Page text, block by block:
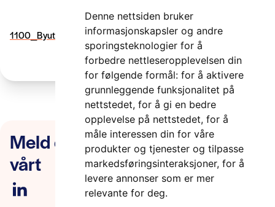
Denne nettsiden bruker
informasjonskapsler og andre
sporingsteknologier for å
forbedre nettleseropplevelsen din
for følgende formål: for å aktivere
grunnleggende funksjonalitet på
nettstedet, for å gi en bedre
opplevelse på nettstedet, for å
måle interessen din for våre
produkter og tjenester og tilpasse
markedsføringsinteraksjoner, for å
levere annonser som er mer
relevante for deg.
2 minutter
1100_Byutfordringen_Team Trondheim
Meld deg på nyhetsbrevet
vårt